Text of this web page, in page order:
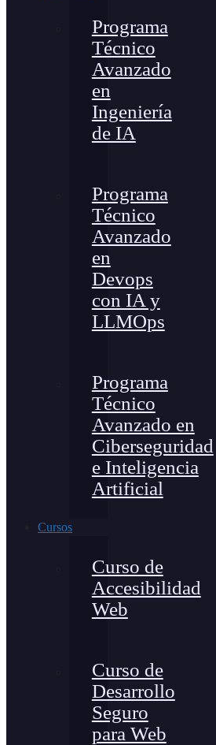
Programa
Técnico
Avanzado
en
Ingeniería
de IA
Programa
Técnico
Avanzado
en
Devops
con IA y
LLMOps
Programa
Técnico
Avanzado en
Ciberseguridad
e Inteligencia
Artificial
Cursos
Curso de
Accesibilidad
Web
Curso de
Desarrollo
Seguro
para Web